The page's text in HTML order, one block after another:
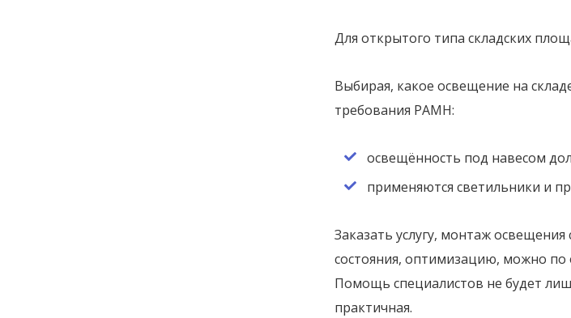
Для открытого типа складских
Выбирая, какое освещение на
требования РАМН:
освещённость под навесом
применяются светильники и
Заказать услугу, монтаж
состояния, оптимизацию, можно
Помощь специалистов не будет
практичная.